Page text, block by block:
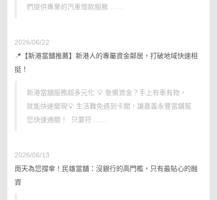
們提供專業的汽車借款服務 ……
2026/06/22
📍【新港當舖推薦】新港人的專屬資金鄰居，打破地域快速相
挺！
新港當舖服務超多元化 💡 急需資金？手上有車有物，
就能快速變現💡 生活難免遇到卡關，讓嘉義永豐當舖幫
您快速通關！ 只要符 ……
2026/06/13
雨天為您撐傘！民雄當舖：沒銀行的高門檻，只有最貼心的融
資